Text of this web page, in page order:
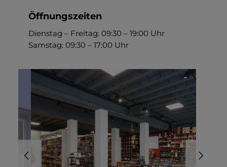
Öffnungszeiten
Dienstag – Freitag: 09:30 – 19:00 Uhr
Samstag: 09:30 – 17:00 Uhr